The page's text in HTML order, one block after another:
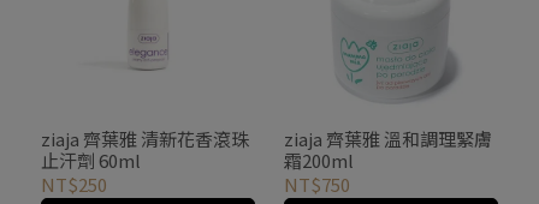
ziaja 齊葉雅 清新花香滾珠
止汗劑 60ml
NT$250
ziaja 齊葉雅 溫和調理緊膚
霜200ml
NT$750